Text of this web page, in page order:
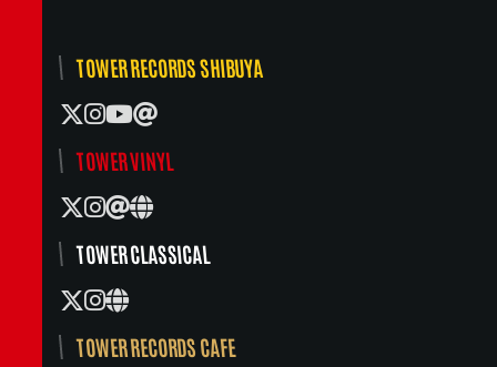
TOWER RECORDS SHIBUYA
TOWER VINYL
TOWER CLASSICAL
TOWER RECORDS CAFE